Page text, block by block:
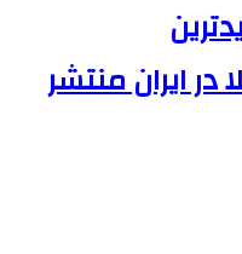
ایران منتشر